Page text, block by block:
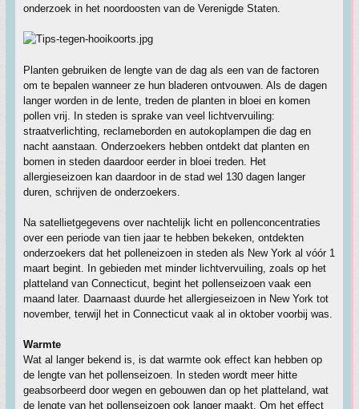
onderzoek in het noordoosten van de Verenigde Staten.
Planten gebruiken de lengte van de dag als een van de factoren
om te bepalen wanneer ze hun bladeren ontvouwen. Als de dagen
langer worden in de lente, treden de planten in bloei en komen
pollen vrij. In steden is sprake van veel lichtvervuiling:
straatverlichting, reclameborden en autokoplampen die dag en
nacht aanstaan. Onderzoekers hebben ontdekt dat planten en
bomen in steden daardoor eerder in bloei treden. Het
allergieseizoen kan daardoor in de stad wel 130 dagen langer
duren, schrijven de onderzoekers.
Na satellietgegevens over nachtelijk licht en pollenconcentraties
over een periode van tien jaar te hebben bekeken, ontdekten
onderzoekers dat het polleneizoen in steden als New York al vóór 1
maart begint. In gebieden met minder lichtvervuiling, zoals op het
platteland van Connecticut, begint het pollenseizoen vaak een
maand later. Daarnaast duurde het allergieseizoen in New York tot
november, terwijl het in Connecticut vaak al in oktober voorbij was.
Warmte
Wat al langer bekend is, is dat warmte ook effect kan hebben op
de lengte van het pollenseizoen. In steden wordt meer hitte
geabsorbeerd door wegen en gebouwen dan op het platteland, wat
de lengte van het pollenseizoen ook langer maakt. Om het effect